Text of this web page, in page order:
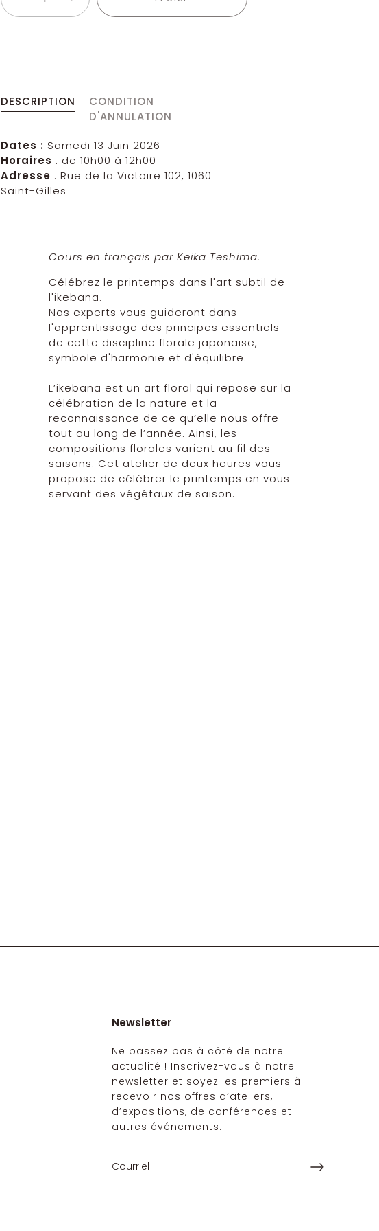
DESCRIPTION
CONDITION
D'ANNULATION
Dates : Samedi 13 Juin 2026
Horaires : de 10h00 à 12h00
Adresse : Rue de la Victoire 102, 1060
Saint-Gilles
Cours en français par Keika Teshima.
Célébrez le printemps dans l'art subtil de
l'ikebana.
Nos experts vous guideront dans
l'apprentissage des principes essentiels
de cette discipline florale japonaise,
symbole d'harmonie et d'équilibre.
L’ikebana est un art floral qui repose sur la
célébration de la nature et la
reconnaissance de ce qu’elle nous offre
tout au long de l’année. Ainsi, les
compositions florales varient au fil des
saisons. Cet atelier de deux heures vous
propose de célébrer le printemps en vous
servant des végétaux de saison.
Newsletter
Ne passez pas à côté de notre
actualité ! Inscrivez-vous à notre
newsletter et soyez les premiers à
recevoir nos offres d’ateliers,
d’expositions, de conférences et
autres événements.